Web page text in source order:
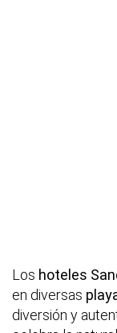
Los hoteles
en diversas
diversión y